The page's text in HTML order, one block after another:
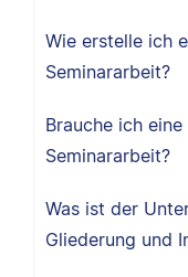
Wie erstelle ich
Seminararbeit?
Brauche ich
Seminararbeit?
Was ist der
Gliederung und